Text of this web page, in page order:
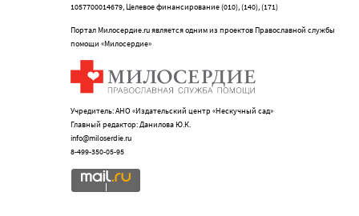
1057700014679, Целевое финансирование (010), (140), (171)
Портал Милосердие.ru является одним из проектов Православной службы
помощи «Милосердие»
Учредитель: АНО «Издательский центр «Нескучный сад»
Главный редактор: Данилова Ю.К.
info@miloserdie.ru
8-499-350-05-95